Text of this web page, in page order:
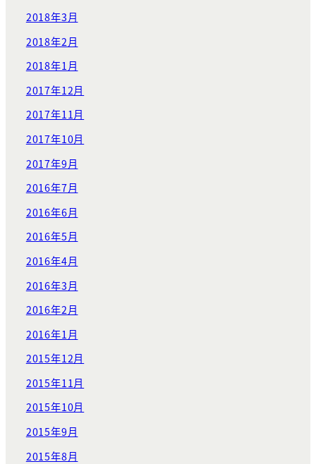
2018年3月
2018年2月
2018年1月
2017年12月
2017年11月
2017年10月
2017年9月
2016年7月
2016年6月
2016年5月
2016年4月
2016年3月
2016年2月
2016年1月
2015年12月
2015年11月
2015年10月
2015年9月
2015年8月